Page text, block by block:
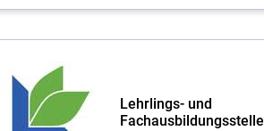
Lehrlings- und
Fachausbildungsstelle